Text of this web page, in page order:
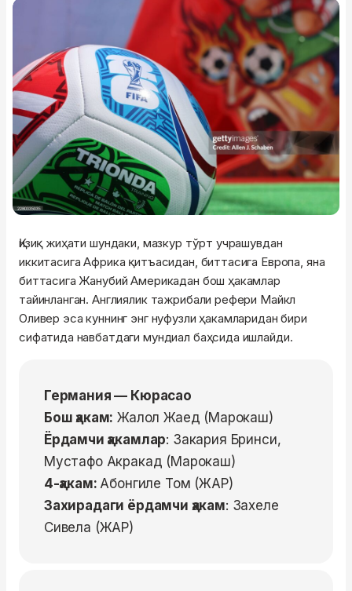
Қизиқ жиҳати шундаки, мазкур тўрт учрашувдан
иккитасига Африка қитъасидан, биттасига Европа, яна
биттасига Жанубий Америкадан бош ҳакамлар
тайинланган. Англиялик тажрибали рефери Майкл
Оливер эса куннинг энг нуфузли ҳакамларидан бири
сифатида навбатдаги мундиал баҳсида ишлайди.
Германия — Кюрасао
Бош ҳакам: Жалол Жаед (Марокаш)
Ёрдамчи ҳакамлар: Закария Бринси,
Мустафо Акракад (Марокаш)
4-ҳакам: Абонгиле Том (ЖАР)
Захирадаги ёрдамчи ҳакам: Захеле
Сивела (ЖАР)